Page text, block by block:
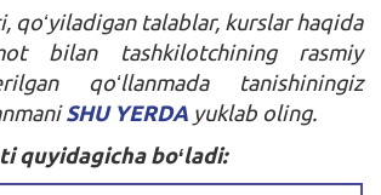
qoʻyiladigan talablar, kurslar haqida
bilan tashkilotchining rasmiy
qoʻllanmada tanishiningiz
SHU YERDA yuklab oling.
quyidagicha boʻladi: